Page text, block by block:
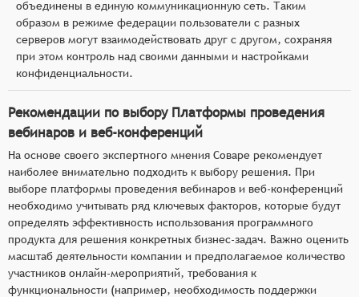
объединены в единую коммуникационную сеть. Таким
образом в режиме федерации пользователи с разных
серверов могут взаимодействовать друг с другом, сохраняя
при этом контроль над своими данными и настройками
конфиденциальности.
Рекомендации по выбору Платформы проведения
вебинаров и веб-конференций
На основе своего экспертного мнения Соваре рекомендует
наиболее внимательно подходить к выбору решения. При
выборе платформы проведения вебинаров и веб-конференций
необходимо учитывать ряд ключевых факторов, которые будут
определять эффективность использования программного
продукта для решения конкретных бизнес-задач. Важно оценить
масштаб деятельности компании и предполагаемое количество
участников онлайн-мероприятий, требования к
функциональности (например, необходимость поддержки